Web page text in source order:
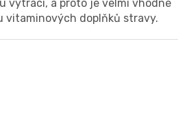
vytrácí, a proto je velmi vhodné
vitaminových doplňků stravy.